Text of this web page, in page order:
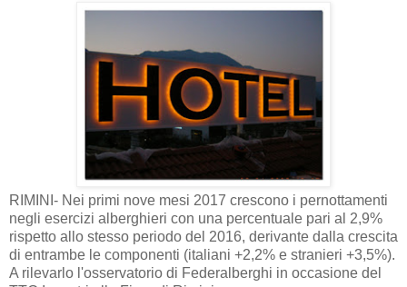
RIMINI- Nei primi nove mesi 2017 crescono i pernottamenti
negli esercizi alberghieri con una percentuale pari al 2,9%
rispetto allo stesso periodo del 2016, derivante dalla crescita
di entrambe le componenti (italiani +2,2% e stranieri +3,5%).
A rilevarlo l'osservatorio di Federalberghi in occasione del